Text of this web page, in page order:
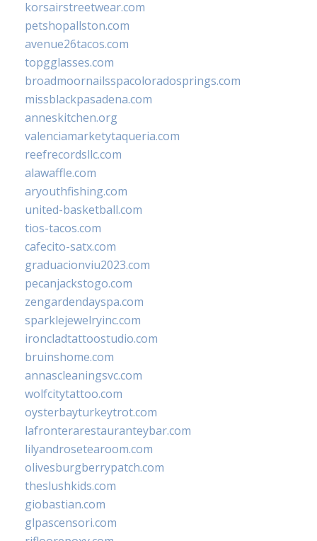
korsairstreetwear.com
petshopallston.com
avenue26tacos.com
topgglasses.com
broadmoornailsspacoloradosprings.com
missblackpasadena.com
anneskitchen.org
valenciamarketytaqueria.com
reefrecordsllc.com
alawaffle.com
aryouthfishing.com
united-basketball.com
tios-tacos.com
cafecito-satx.com
graduacionviu2023.com
pecanjackstogo.com
zengardendayspa.com
sparklejewelryinc.com
ironcladtattoostudio.com
bruinshome.com
annascleaningsvc.com
wolfcitytattoo.com
oysterbayturkeytrot.com
lafronterarestauranteybar.com
lilyandrosetearoom.com
olivesburgberrypatch.com
theslushkids.com
giobastian.com
glpascensori.com